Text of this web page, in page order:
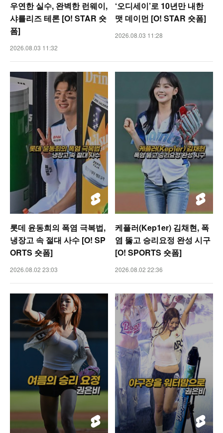
우연한 실수, 완벽한 런웨이,
샤를리즈 테론 [O! STAR 숏
폼]
2026.08.03 11:32
‘오디세이’로 10년만 내한
맷 데이먼 [O! STAR 숏폼]
2026.08.03 11:28
롯데 윤동희의 폭염 극복법,
냉장고 속 절대 사수 [O! SP
ORTS 숏폼]
2026.08.02 23:03
케플러(Kep1er) 김채현, 폭
염 뚫고 승리요정 완성 시구
[O! SPORTS 숏폼]
2026.08.02 22:36